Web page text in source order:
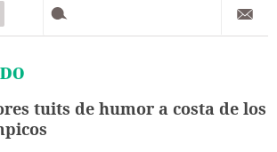
tuits de humor a costa de los